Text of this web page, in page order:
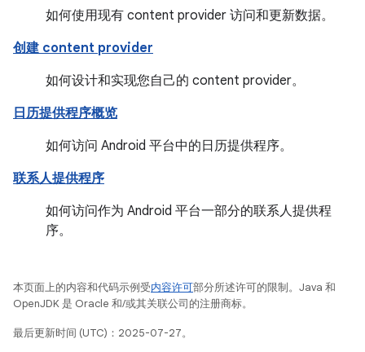
如何使用现有 content provider 访问和更新数据。
创建 content provider
如何设计和实现您自己的 content provider。
日历提供程序概览
如何访问 Android 平台中的日历提供程序。
联系人提供程序
如何访问作为 Android 平台一部分的联系人提供程
序。
本页面上的内容和代码示例受内容许可部分所述许可的限制。Java 和
OpenJDK 是 Oracle 和/或其关联公司的注册商标。
最后更新时间 (UTC)：2025-07-27。